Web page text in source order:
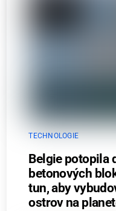
TECHNOLOGIE
Belgie potopila
betonových
tun, aby
ostrov na